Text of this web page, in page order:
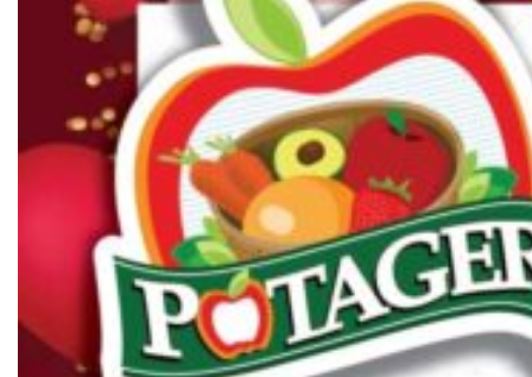
QUI SOMMES-NOUS?
CARRIÈRES
CONTACT
CONCOURS